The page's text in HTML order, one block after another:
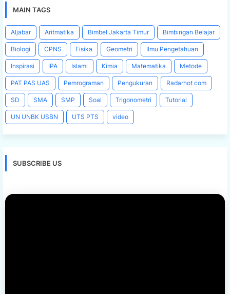
MAIN TAGS
Aljabar Aritmatika Bimbel Jakarta Timur Bimbingan Belajar
Biologi CPNS Fisika Geometri Ilmu Pengetahuan
Inspirasi IPA Islami Kimia Matematika Metode
PAT PAS UAS Pemrograman Pengukuran Radarhot com
SD SMA SMP Soal Trigonometri Tutorial
UN UNBK USBN UTS PTS video
SUBSCRIBE US